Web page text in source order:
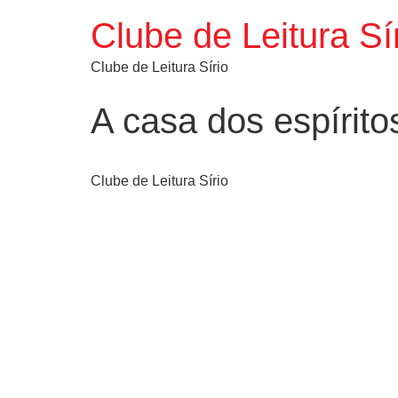
Clube de Leitura
Clube de Leitura Sírio
A casa dos
Clube de Leitura Sírio